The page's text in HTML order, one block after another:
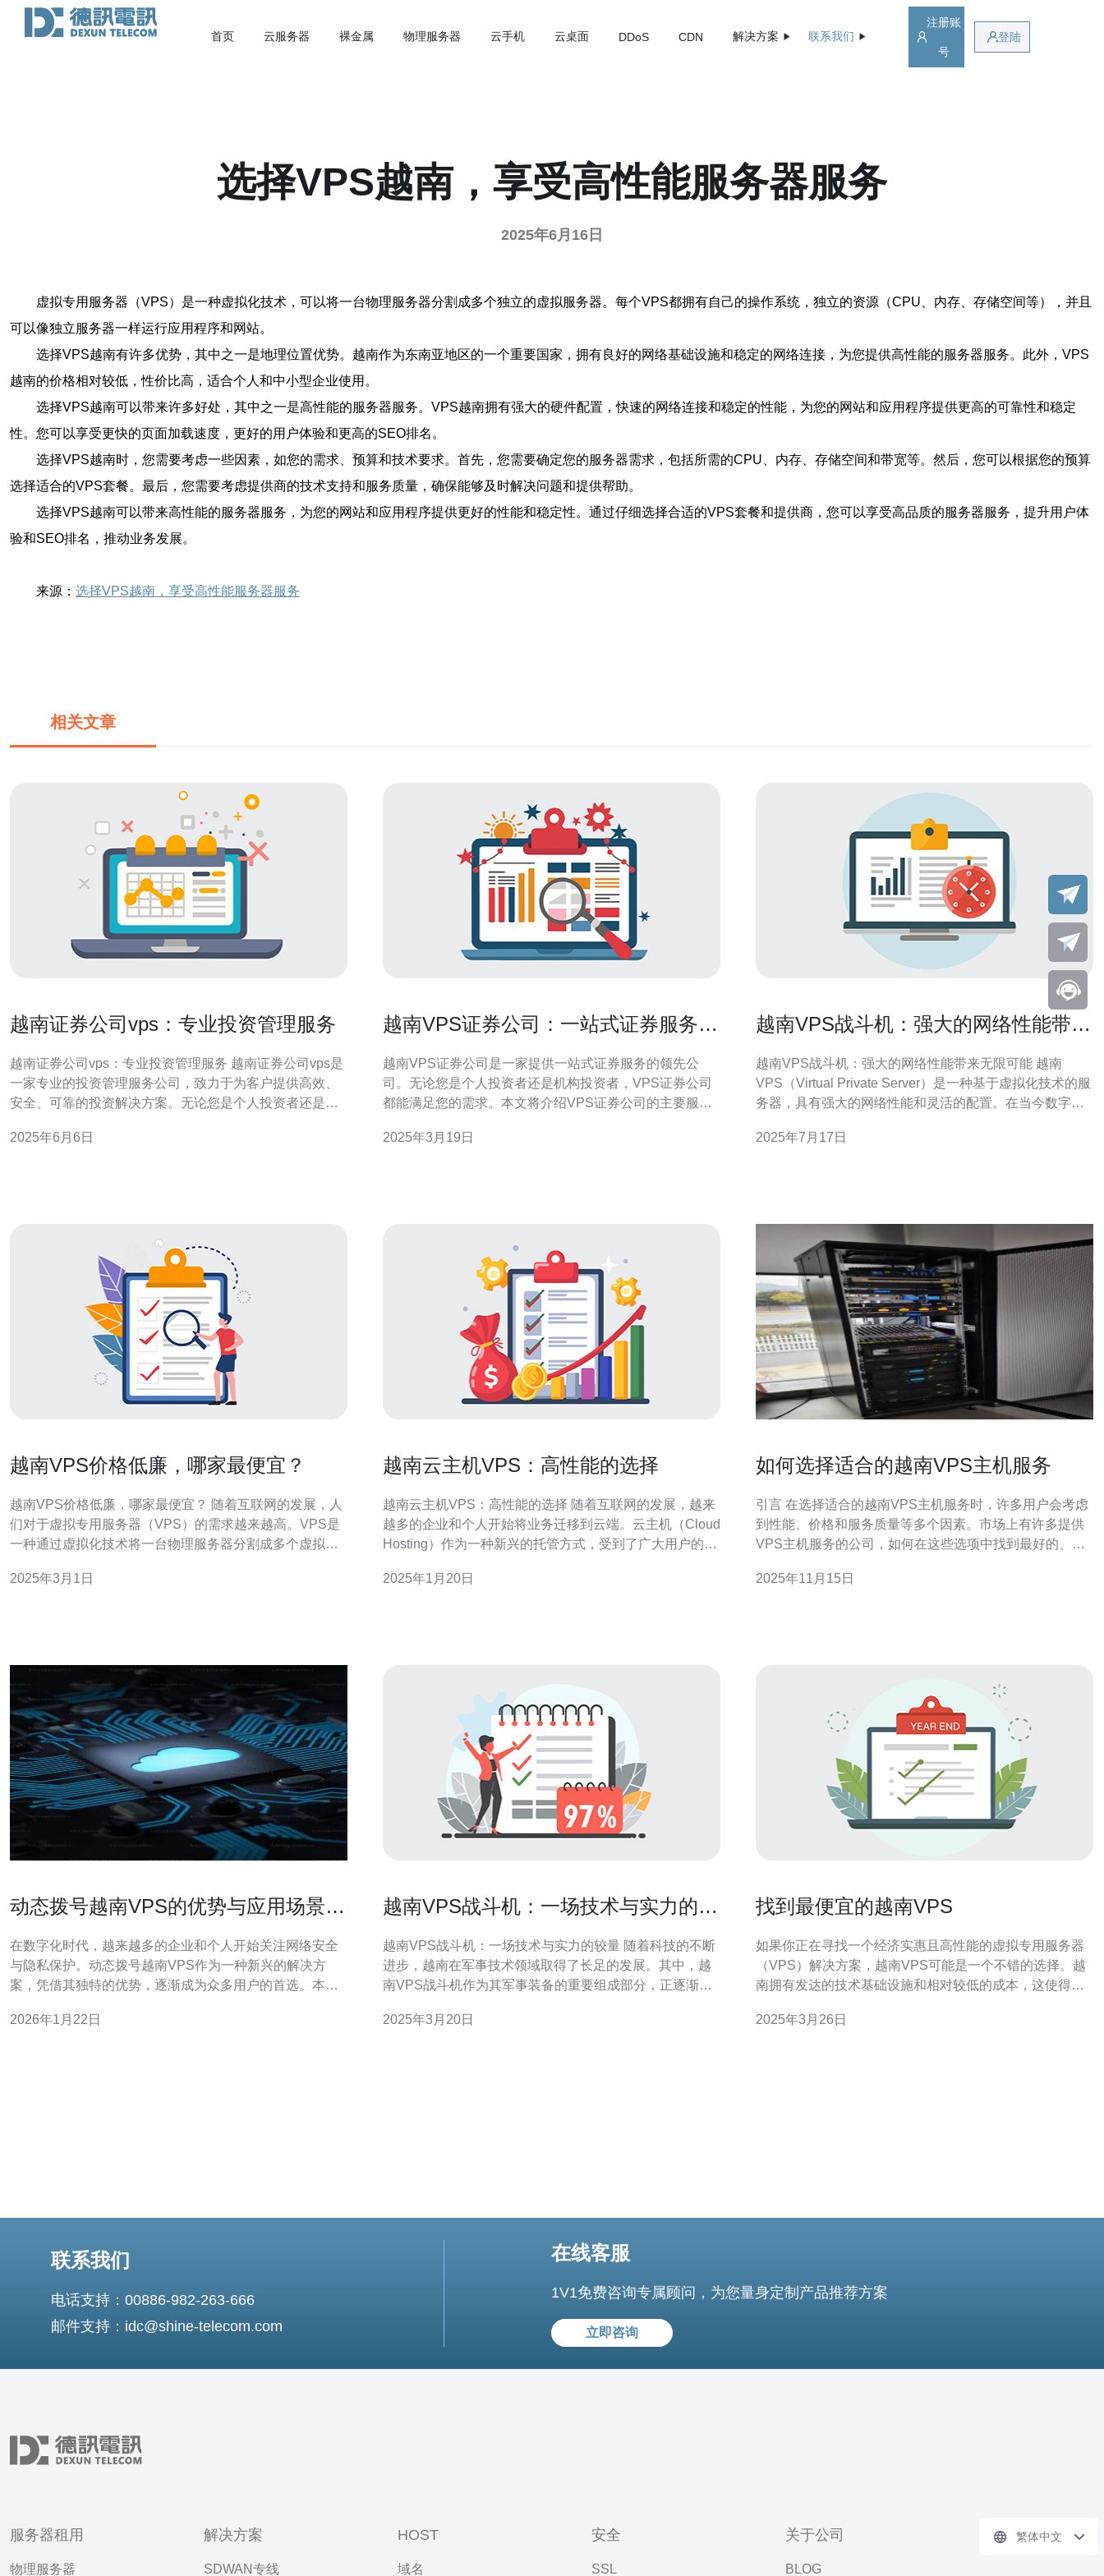
首页 云服务器 裸金属 物理服务器 云手机 云桌面 DDoS CDN 解决方案 联系我们
注册账
号
登陆
选择VPS越南，享受高性能服务器服务
2025年6月16日
虚拟专用服务器（VPS）是一种虚拟化技术，可以将一台物理服务器分割成多个独立的虚拟服务器。每个VPS都拥有自己的操作系统，独立的资源（CPU、内存、存储空间等），并且
可以像独立服务器一样运行应用程序和网站。
选择VPS越南有许多优势，其中之一是地理位置优势。越南作为东南亚地区的一个重要国家，拥有良好的网络基础设施和稳定的网络连接，为您提供高性能的服务器服务。此外，VPS
越南的价格相对较低，性价比高，适合个人和中小型企业使用。
选择VPS越南可以带来许多好处，其中之一是高性能的服务器服务。VPS越南拥有强大的硬件配置，快速的网络连接和稳定的性能，为您的网站和应用程序提供更高的可靠性和稳定
性。您可以享受更快的页面加载速度，更好的用户体验和更高的SEO排名。
选择VPS越南时，您需要考虑一些因素，如您的需求、预算和技术要求。首先，您需要确定您的服务器需求，包括所需的CPU、内存、存储空间和带宽等。然后，您可以根据您的预算
选择适合的VPS套餐。最后，您需要考虑提供商的技术支持和服务质量，确保能够及时解决问题和提供帮助。
选择VPS越南可以带来高性能的服务器服务，为您的网站和应用程序提供更好的性能和稳定性。通过仔细选择合适的VPS套餐和提供商，您可以享受高品质的服务器服务，提升用户体
验和SEO排名，推动业务发展。
来源： 选择VPS越南，享受高性能服务器服务
相关文章
越南证券公司vps：专业投资管理服务
越南证券公司vps：专业投资管理服务 越南证券公司vps是
一家专业的投资管理服务公司，致力于为客户提供高效、
安全、可靠的投资解决方案。无论您是个人投资者还是机
越南证券公司vps提供的服务包括但不限于： 股票交易 基
2025年6月6日
越南VPS证券公司：一站式证券服务供
越南VPS证券公司是一家提供一站式证券服务的领先公
司。无论您是个人投资者还是机构投资者，VPS证券公司
都能满足您的需求。本文将介绍VPS证券公司的主要服务
供全方位的证券交易服务。无论您是股票、债券还是衍生
2025年3月19日
越南VPS战斗机：强大的网络性能带来
越南VPS战斗机：强大的网络性能带来无限可能 越南
VPS（Virtual Private Server）是一种基于虚拟化技术的服
务器，具有强大的网络性能和灵活的配置。在当今数字化
VPS战斗机以其稳定性和高效性成为许多用户的首选。 越
2025年7月17日
越南VPS价格低廉，哪家最便宜？
越南VPS价格低廉，哪家最便宜？ 随着互联网的发展，人
们对于虚拟专用服务器（VPS）的需求越来越高。VPS是
一种通过虚拟化技术将一台物理服务器分割成多个虚拟服
高的性能和更大的灵活性。 越南作为一个发展迅速的亚洲
2025年3月1日
越南云主机VPS：高性能的选择
越南云主机VPS：高性能的选择 随着互联网的发展，越来
越多的企业和个人开始将业务迁移到云端。云主机（Cloud
Hosting）作为一种新兴的托管方式，受到了广大用户的青
的一种形式，以其高性能和可靠性成为了用户的首选。 越
2025年1月20日
如何选择适合的越南VPS主机服务
引言 在选择适合的越南VPS主机服务时，许多用户会考虑
到性能、价格和服务质量等多个因素。市场上有许多提供
VPS主机服务的公司，如何在这些选项中找到最好的、最
的评测和介绍，帮助您在决策时作出明智的选择。 什么是
2025年11月15日
动态拨号越南VPS的优势与应用场景分
在数字化时代，越来越多的企业和个人开始关注网络安全
与隐私保护。动态拨号越南VPS作为一种新兴的解决方
案，凭借其独特的优势，逐渐成为众多用户的首选。本文
用户更好地理解其价值。 动态拨号越南VPS有什么优势？
2026年1月22日
越南VPS战斗机：一场技术与实力的较
越南VPS战斗机：一场技术与实力的较量 随着科技的不断
进步，越南在军事技术领域取得了长足的发展。其中，越
南VPS战斗机作为其军事装备的重要组成部分，正逐渐引
实力上的较量。 随着越南在军事技术方面的投入不断增
2025年3月20日
找到最便宜的越南VPS
如果你正在寻找一个经济实惠且高性能的虚拟专用服务器
（VPS）解决方案，越南VPS可能是一个不错的选择。越
南拥有发达的技术基础设施和相对较低的成本，这使得越
宜的越南VPS。 在搜索引擎上找到最便宜的越南VPS是一
2025年3月26日
联系我们
电话支持：00886-982-263-666
邮件支持：idc@shine-telecom.com
在线客服
1V1免费咨询专属顾问，为您量身定制产品推荐方案
立即咨询
服务器租用
物理服务器
解决方案
SDWAN专线
HOST
域名
安全
SSL
关于公司
BLOG
繁体中文